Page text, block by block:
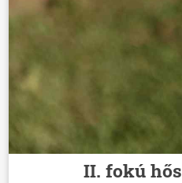
II. fokú